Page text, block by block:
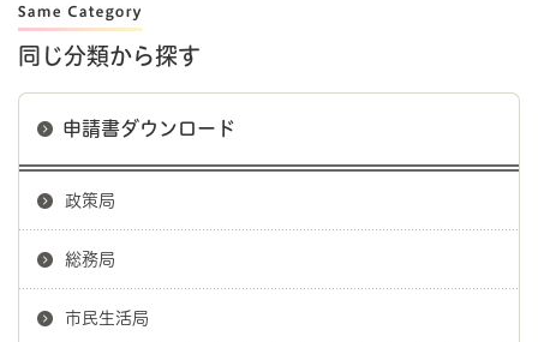
同じ分類から探す
申請書ダウンロード
政策局
総務局
市民生活局